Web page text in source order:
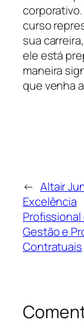
curso
sua
ele está
maneira
que venha
← Altair
Excelência
Profissional
Gestão e
Contratuais